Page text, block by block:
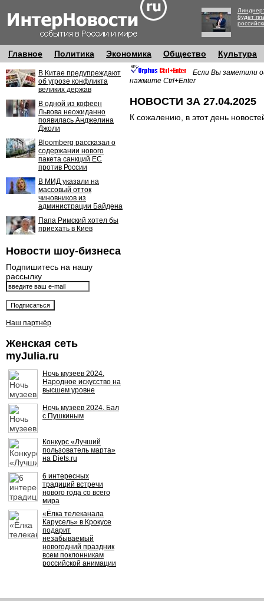
будет
Главное Политика Экономика Общество Культура
В Китае предупреждают
об угрозе конфликта
великих держав
В одной из кофеен
Львова неожиданно
появилась Анджелина
Джоли
Bloomberg рассказал о
содержании нового
пакета санкций ЕС
против России
В МИД указали на
массовый отток
чиновников из
администрации Байдена
Папа Римский хотел бы
приехать в Киев
Новости шоу-бизнеса
Подпишитесь на нашу
рассылку
Наш партнёр
Женская сеть
myJulia.ru
Ночь музеев 2024.
Народное искусство на
высшем уровне
Ночь музеев 2024. Бал
с Пушкиным
Конкурс «Лучший
пользователь марта»
на Diets.ru
6 интересных
традиций встречи
нового года со всего
мира
«Ёлка телеканала
Карусель» в Крокусе
подарит
незабываемый
новогодний праздник
всем поклонникам
российской анимации
Если Вы заметили
нажмите Ctrl+Enter
НОВОСТИ ЗА 27.04.2025
К сожалению, в этот день